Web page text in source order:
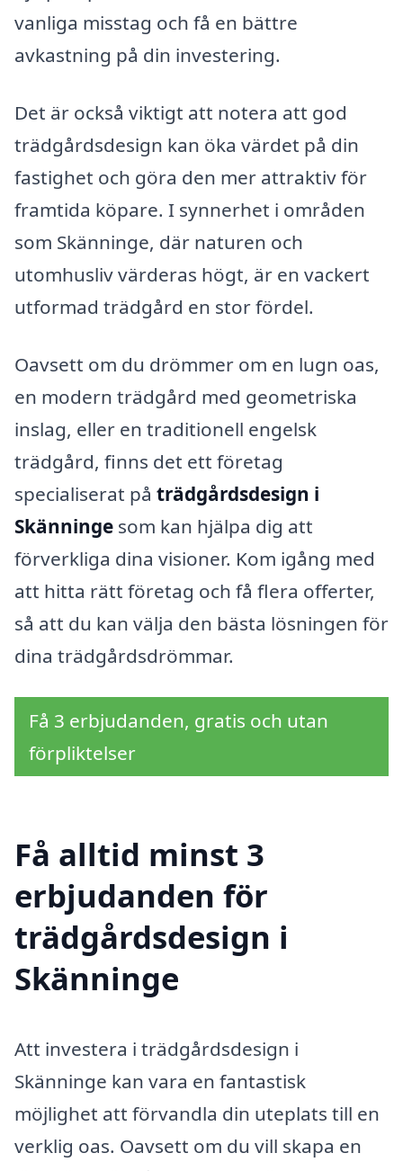
vanliga misstag och få en bättre
avkastning på din investering.
Det är också viktigt att notera att god
trädgårdsdesign kan öka värdet på din
fastighet och göra den mer attraktiv för
framtida köpare. I synnerhet i områden
som Skänninge, där naturen och
utomhusliv värderas högt, är en vackert
utformad trädgård en stor fördel.
Oavsett om du drömmer om en lugn oas,
en modern trädgård med geometriska
inslag, eller en traditionell engelsk
trädgård, finns det ett företag
specialiserat på trädgårdsdesign i
Skänninge som kan hjälpa dig att
förverkliga dina visioner. Kom igång med
att hitta rätt företag och få flera offerter,
så att du kan välja den bästa lösningen för
dina trädgårdsdrömmar.
Få 3 erbjudanden, gratis och utan
förpliktelser
Få alltid minst 3
erbjudanden för
trädgårdsdesign i
Skänninge
Att investera i trädgårdsdesign i
Skänninge kan vara en fantastisk
möjlighet att förvandla din uteplats till en
verklig oas. Oavsett om du vill skapa en